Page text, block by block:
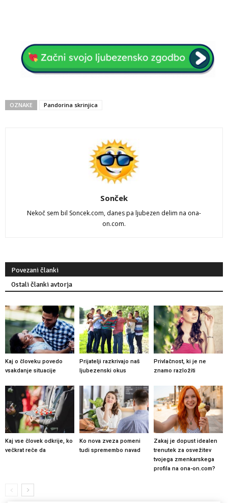
OZNAKE Pandorina skrinjica
Sonček
Nekoč sem bil Soncek.com, danes pa ljubezen delim na ona-
on.com.
Povezani članki
Ostali članki avtorja
Kaj o človeku povedo
vsakdanje situacije
Prijatelji razkrivajo naš
ljubezenski okus
Privlačnost, ki je ne
znamo razložiti
Kaj vse človek odkrije, ko
večkrat reče da
Ko nova zveza pomeni
tudi spremembo navad
Zakaj je dopust idealen
trenutek za osvežitev
tvojega zmenkarskega
profila na ona-on.com?